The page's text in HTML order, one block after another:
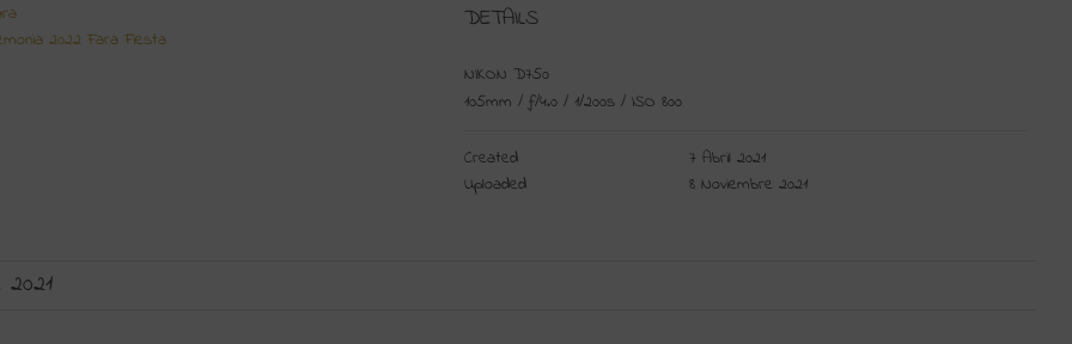
2022 Fara Fiesta
DETAILS
NIKON D750
105mm / ƒ/4.0 / 1/200s / ISO 800
Created
7 Abril 2021
Uploaded
8 Noviembre 2021